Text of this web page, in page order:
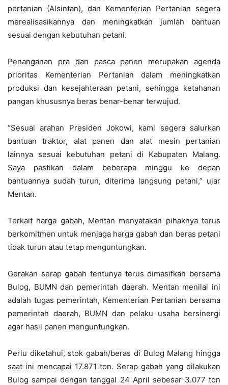
pertanian (Alsintan), dan Kementerian Pertanian segera
merealisasikannya dan meningkatkan jumlah bantuan
sesuai dengan kebutuhan petani.
Penanganan pra dan pasca panen merupakan agenda
prioritas Kementerian Pertanian dalam meningkatkan
produksi dan kesejahteraan petani, sehingga ketahanan
pangan khususnya beras benar-benar terwujud.
“Sesuai arahan Presiden Jokowi, kami segera salurkan
bantuan traktor, alat panen dan alat mesin pertanian
lainnya sesuai kebutuhan petani di Kabupaten Malang.
Saya pastikan dalam beberapa minggu ke depan
bantuannya sudah turun, diterima langsung petani,” ujar
Mentan.
Terkait harga gabah, Mentan menyatakan pihaknya terus
berkomitmen untuk menjaga harga gabah dan beras petani
tidak turun atau tetap menguntungkan.
Gerakan serap gabah tentunya terus dimasifkan bersama
Bulog, BUMN dan pemerintah daerah. Mentan menilai ini
adalah tugas pemerintah, Kementerian Pertanian bersama
pemerintah daerah, BUMN dan pelaku usaha bersinergi
agar hasil panen menguntungkan.
Perlu diketahui, stok gabah/beras di Bulog Malang hingga
saat ini mencapai 17.871 ton. Serap gabah yang dilakukan
Bulog sampai dengan tanggal 24 April sebesar 3.077 ton